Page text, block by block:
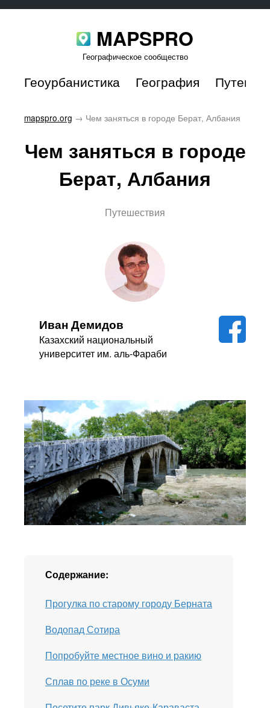
MAPSPRO
Географическое сообщество
Геоурбанистика География
mapspro.org → Чем заняться в городе Берат, Албания
Чем заняться в городе
Берат, Албания
Путешествия
Иван Демидов
Казахский национальный
университет им. аль-Фараби
Содержание:
Прогулка по старому городу Берната
Водопад Сотира
Попробуйте местное вино и ракию
Сплав по реке в Осуми